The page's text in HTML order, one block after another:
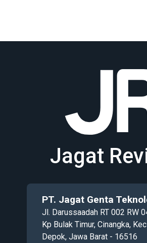
Jagat
PT. Jagat Genta
Jl. Darussaadah RT 002 RW
Kp Bulak Timur, Cinangka,
Depok, Jawa Barat - 16516